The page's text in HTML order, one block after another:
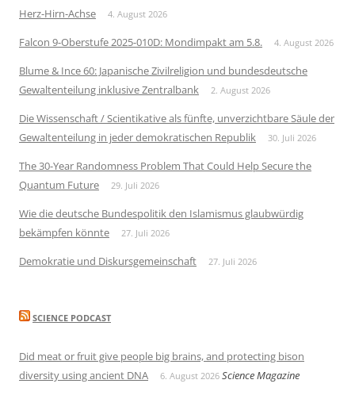
Herz-Hirn-Achse 4. August 2026
Falcon 9-Oberstufe 2025-010D: Mondimpakt am 5.8. 4. August 2026
Blume & Ince 60: Japanische Zivilreligion und bundesdeutsche
Gewaltenteilung inklusive Zentralbank
2. August 2026
Die Wissenschaft / Scientikative als fünfte, unverzichtbare Säule der
Gewaltenteilung in jeder demokratischen Republik
30. Juli 2026
The 30-Year Randomness Problem That Could Help Secure the
Quantum Future
29. Juli 2026
Wie die deutsche Bundespolitik den Islamismus glaubwürdig
bekämpfen könnte
27. Juli 2026
Demokratie und Diskursgemeinschaft 27. Juli 2026
SCIENCE PODCAST
Did meat or fruit give people big brains, and protecting bison
diversity using ancient DNA
6. August 2026 Science Magazine